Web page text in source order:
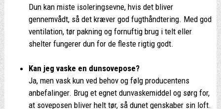
Dun kan miste isoleringsevne, hvis det bliver
gennemvådt, så det kræver god fugthåndtering. Med god
ventilation, tør pakning og fornuftig brug i telt eller
shelter fungerer dun for de fleste rigtig godt.
Kan jeg vaske en dunsovepose?
Ja, men vask kun ved behov og følg producentens
anbefalinger. Brug et egnet dunvaskemiddel og sørg for,
at soveposen bliver helt tør, så dunet genskaber sin loft.